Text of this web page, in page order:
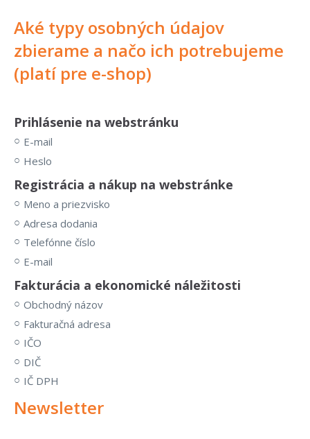
Aké typy osobných údajov
zbierame a načo ich potrebujeme
(platí pre e-shop)
Prihlásenie na webstránku
E-mail
Heslo
Registrácia a nákup na webstránke
Meno a priezvisko
Adresa dodania
Telefónne číslo
E-mail
Fakturácia a ekonomické náležitosti
Obchodný názov
Fakturačná adresa
IČO
DIČ
IČ DPH
Newsletter